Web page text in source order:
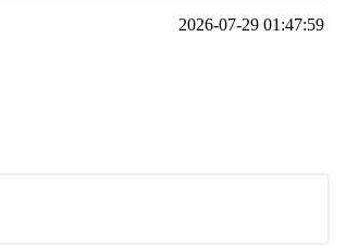
2026-07-29 01:47:59